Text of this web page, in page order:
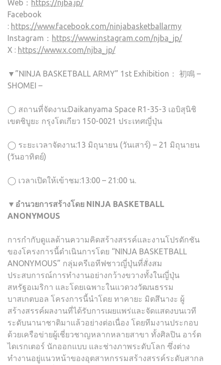
Web： https://njba.jp/
Facebook
: https://www.facebook.com/ninjabasketballarmy
Instagram： https://www.instagram.com/njba_jp/
X : https://www.x.com/njba_jp/
▼”NINJA BASKETBALL ARMY” 1st Exhibition： 初鳴 –
SHOMEI –
◯ สถานที่จัดงาน:Daikanyama Space R1-35-3 เอบิสุนิชิ
เขตชิบูยะ กรุงโตเกียว 150-0021 ประเทศญี่ปุ่น
◯ ระยะเวลาจัดงาน:13 มิถุนายน (วันเสาร์) – 21 มิถุนายน
(วันอาทิตย์)
◯ เวลาเปิดให้เข้าชม:13:00 – 21:00 น.
▼อำนวยการสร้างโดย NINJA BASKETBALL
ANONYMOUS
การกำกับดูแลด้านความคิดสร้างสรรค์และงานโปรดักชัน
ของโครงการนี้ดำเนินการโดย “NINJA BASKETBALL
ANONYMOUS” กลุ่มครีเอทีฟชาวญี่ปุ่นที่สั่งสม
ประสบการณ์การทำงานอย่างกว้างขวางทั้งในญี่ปุ่น
สหรัฐอเมริกา และโดยเฉพาะในแวดวงวัฒนธรรม
บาสเกตบอล โครงการนี้นำโดย ทาคายะ มิตสึนางะ ผู้
สร้างสรรค์ผลงานที่ได้รับการเผยแพร่และจัดแสดงบนเวที
ระดับนานาชาติมาแล้วอย่างต่อเนื่อง โดยทีมงานประกอบ
ด้วยเครือข่ายผู้เชี่ยวชาญหลากหลายสาขา ทั้งศิลปิน อาร์ต
ไดเรกเตอร์ นักออกแบบ และช่างภาพระดับโลก ซึ่งต่าง
ทำงานอยู่แนวหน้าของอุตสาหกรรมสร้างสรรค์ระดับสากล